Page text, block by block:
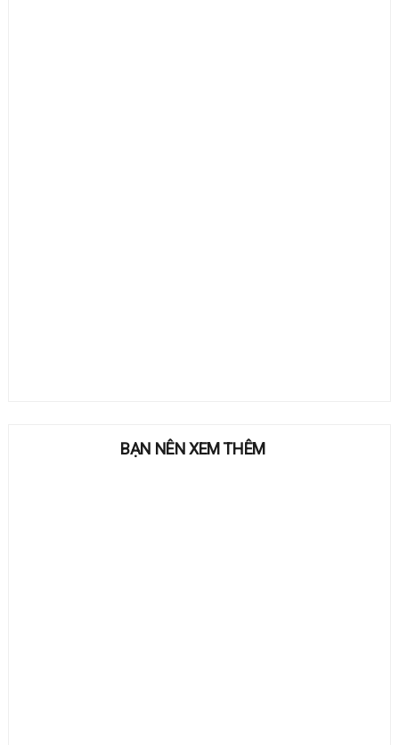
BẠN NÊN XEM THÊM